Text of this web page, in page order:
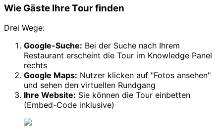
Wie Gäste Ihre Tour finden
Drei Wege:
Google-Suche: Bei der Suche nach Ihrem
Restaurant erscheint die Tour im Knowledge Panel
rechts
Google Maps: Nutzer klicken auf "Fotos ansehen"
und sehen den virtuellen Rundgang
Ihre Website: Sie können die Tour einbetten
(Embed-Code inklusive)